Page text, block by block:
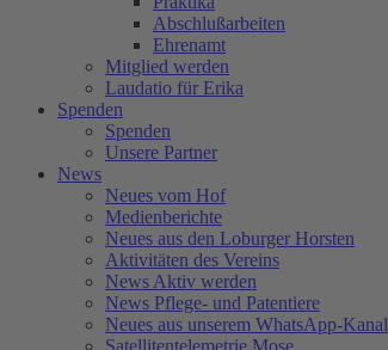
Abschlußarbeiten
Ehrenamt
Mitglied werden
Laudatio für Erika
Spenden
Spenden
Unsere Partner
News
Neues vom Hof
Medienberichte
Neues aus den Loburger Horsten
Aktivitäten des Vereins
News Aktiv werden
News Pflege- und Patentiere
Neues aus unserem WhatsApp-Kanal
Satellitentelemetrie Mose